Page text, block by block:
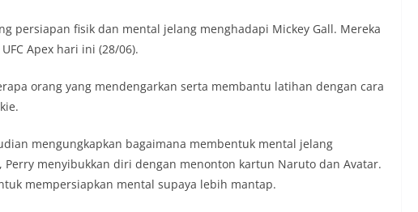
persiapan fisik dan mental jelang menghadapi Mickey Gall. Mereka
Apex hari ini (28/06).
orang yang mendengarkan serta membantu latihan dengan cara
mengungkapkan bagaimana membentuk mental jelang
menyibukkan diri dengan menonton kartun Naruto dan Avatar.
mempersiapkan mental supaya lebih mantap.